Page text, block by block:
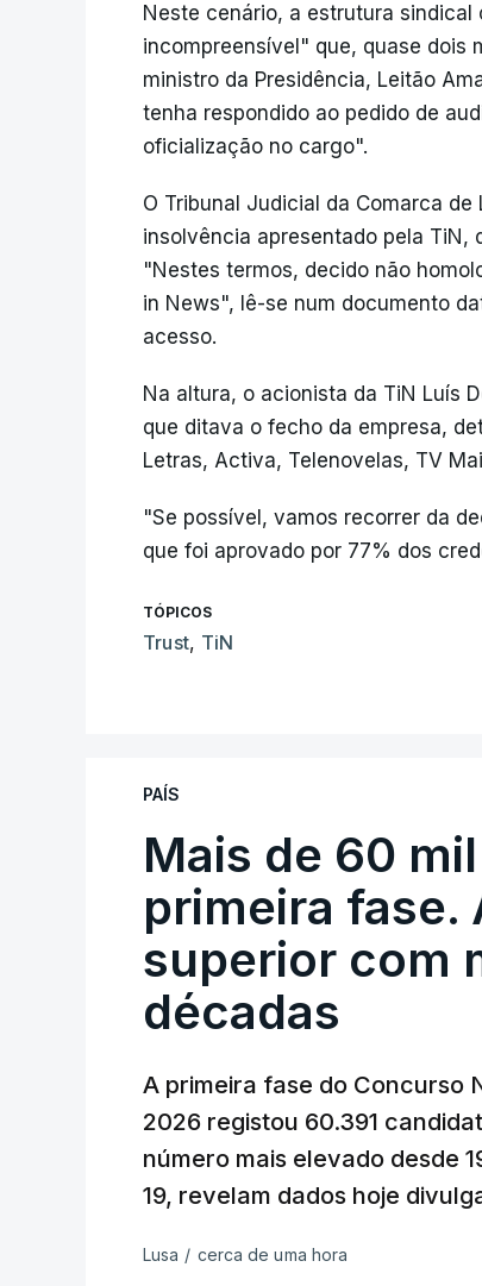
Neste cenário, a estrutura
incompreensível" que, quase dois
ministro da Presidência, Leitão
tenha respondido ao pedido de
oficialização no cargo".
O Tribunal Judicial da Comarca
insolvência apresentado pela TiN,
"Nestes termos, decido não
in News", lê-se num documento
acesso.
Na altura, o acionista da TiN Luís
que ditava o fecho da empresa,
Letras, Activa, Telenovelas, TV
"Se possível, vamos recorrer da
que foi aprovado por 77% dos
TÓPICOS
Trust, TiN
PAÍS
Mais de 60
primeira fase.
superior com
décadas
A primeira fase do Concurso
2026 registou 60.391
número mais elevado desde
19, revelam dados hoje
Lusa / cerca de uma hora